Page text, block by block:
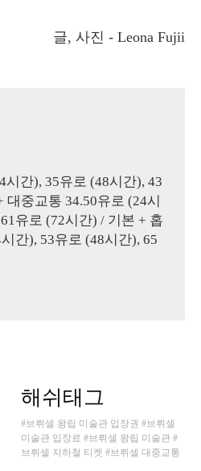
글, 사진 - Leona Fujii
시간), 35유로 (48시간), 43
중교통 34.50유로 (24시
유로 (72시간) / 기본 + 홉
간), 53유로 (48시간), 65
해쉬태그
#브뤼셀 왕립 미술관 입장권 #브뤼셀
미술관 입장료 #브뤼셀 왕립 미술관 #
브뤼셀 지하철 티켓 #브뤼셀 대중교통